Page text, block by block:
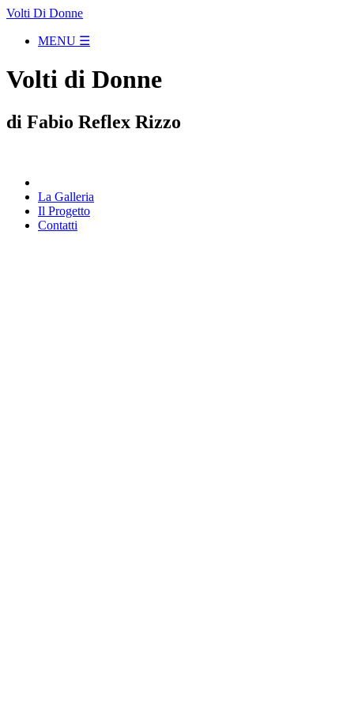
Volti Di Donne
MENU ☰
Volti di Donne
di Fabio Reflex Rizzo
La Galleria
Il Progetto
Contatti